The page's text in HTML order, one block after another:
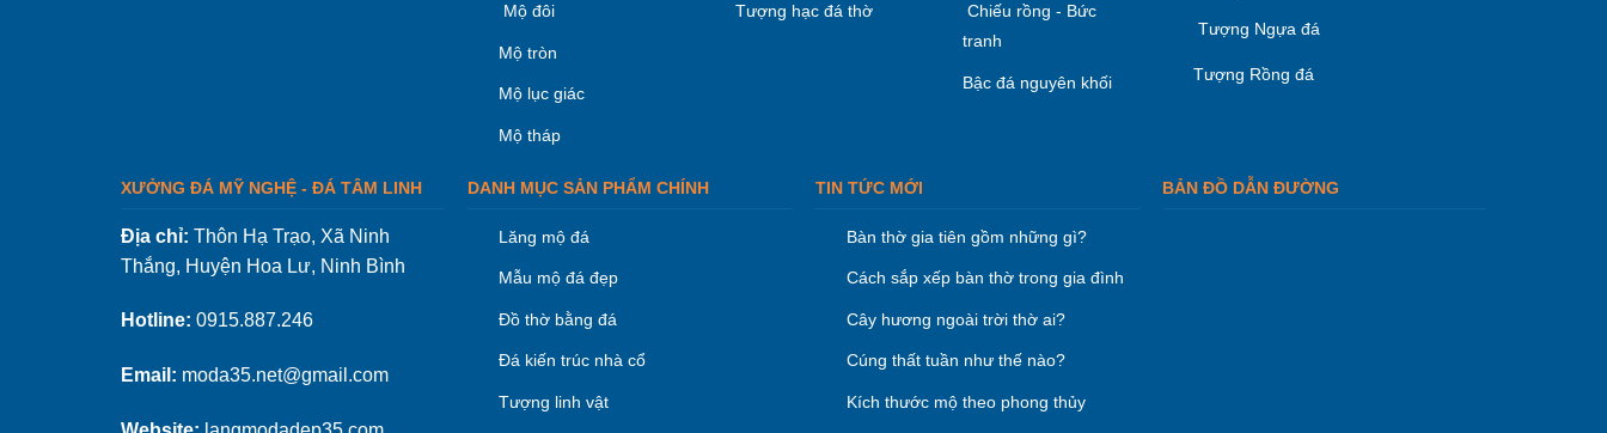
Mộ đôi
Mộ tròn
Mộ lục giác
Mộ tháp
Tượng hạc đá thờ
Chiếu rồng - Bức
tranh
Bậc đá nguyên khối
Tượng Ngựa đá
Tượng Rồng đá
XƯỞNG ĐÁ MỸ NGHỆ - ĐÁ TÂM LINH
Địa chỉ: Thôn Hạ Trạo, Xã Ninh
Thắng, Huyện Hoa Lư, Ninh Bình
Hotline: 0915.887.246
Email: moda35.net@gmail.com
DANH MỤC SẢN PHẨM CHÍNH
Lăng mộ đá
Mẫu mộ đá đẹp
Đồ thờ bằng đá
Đá kiến trúc nhà cổ
Tượng linh vật
TIN TỨC MỚI
Bàn thờ gia tiên gồm những gì?
Cách sắp xếp bàn thờ trong gia đình
Cây hương ngoài trời thờ ai?
Cúng thất tuần như thế nào?
Kích thước mộ theo phong thủy
BẢN ĐỒ DẪN ĐƯỜNG